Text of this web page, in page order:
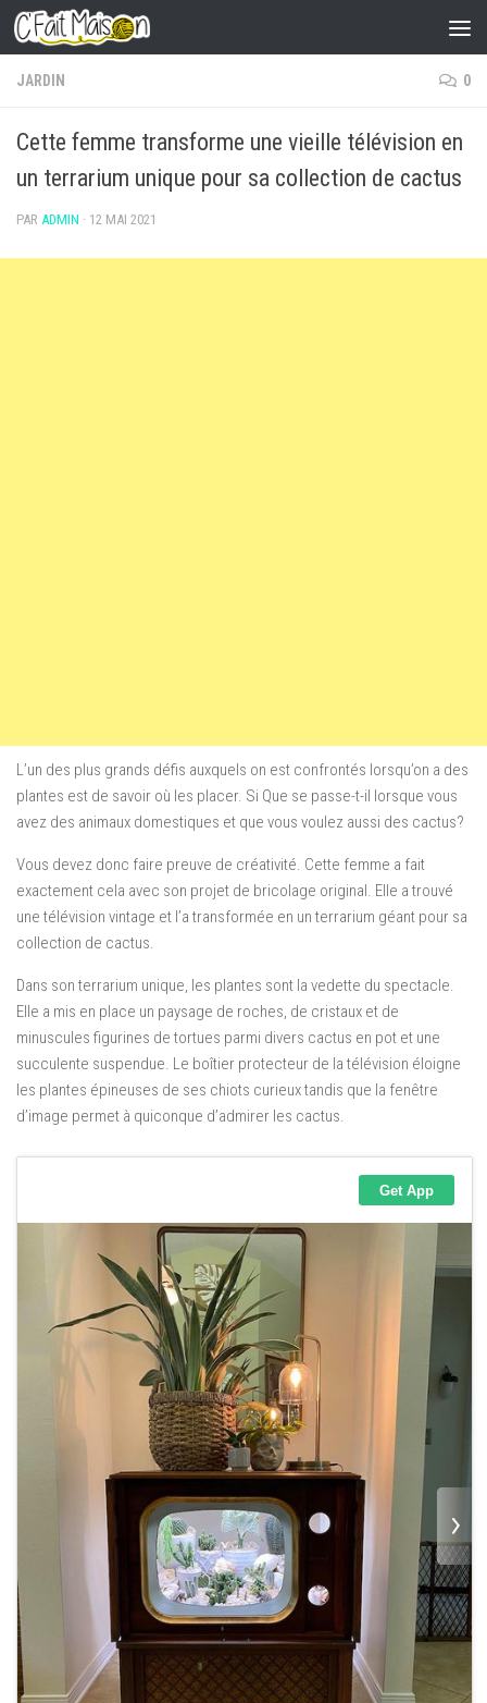
Skip to content
JARDIN 0
Cette femme transforme une vieille télévision en
un terrarium unique pour sa collection de cactus
PAR ADMIN · 12 MAI 2021
L’un des plus grands défis auxquels on est confrontés lorsqu’on a des
plantes est de savoir où les placer. Si Que se passe-t-il lorsque vous
avez des animaux domestiques et que vous voulez aussi des cactus?
Vous devez donc faire preuve de créativité. Cette femme a fait
exactement cela avec son projet de bricolage original. Elle a trouvé
une télévision vintage et l’a transformée en un terrarium géant pour sa
collection de cactus.
Dans son terrarium unique, les plantes sont la vedette du spectacle.
Elle a mis en place un paysage de roches, de cristaux et de
minuscules figurines de tortues parmi divers cactus en pot et une
succulente suspendue. Le boîtier protecteur de la télévision éloigne
les plantes épineuses de ses chiots curieux tandis que la fenêtre
d’image permet à quiconque d’admirer les cactus.